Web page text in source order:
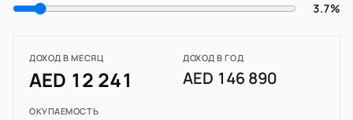
3.7%
ДОХОД В МЕСЯЦ
AED 12 241
ДОХОД В ГОД
AED 146 890
ОКУПАЕМОСТЬ